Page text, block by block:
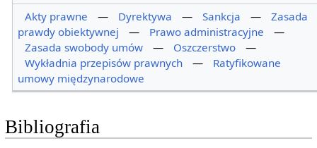
Akty prawne
— Dyrektywa — Sankcja —
Zasada
prawdy obiektywnej
— Prawo administracyjne
—
Zasada swobody umów
— Oszczerstwo
—
Wykładnia przepisów prawnych
—
Ratyfikowane
umowy międzynarodowe
Bibliografia